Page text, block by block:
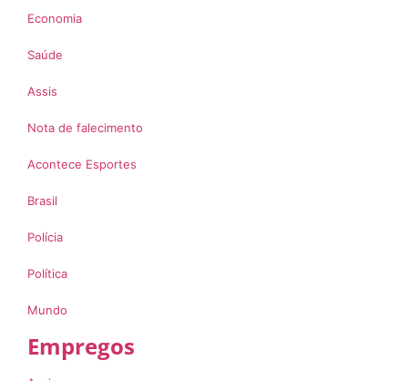
Economia
Saúde
Assis
Nota de falecimento
Acontece Esportes
Brasil
Polícia
Política
Mundo
Empregos